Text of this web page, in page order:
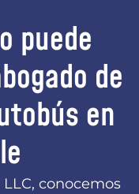
puede
de
en
conocemos